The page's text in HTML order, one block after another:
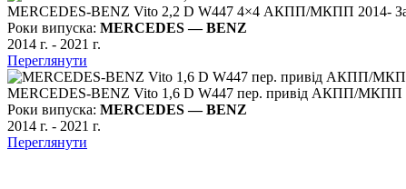
MERCEDES-BENZ Vito 2,2 D W447 4×4 АКПП/МКПП 2014-
Роки випуска: MERCEDES — BENZ
2014 г. - 2021 г.
Переглянути
MERCEDES-BENZ Vito 1,6 D W447 пер. привід АКПП/МКПП
Роки випуска: MERCEDES — BENZ
2014 г. - 2021 г.
Переглянути